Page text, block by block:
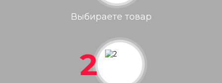
Выбираете товар
2